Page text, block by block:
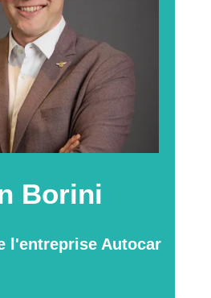
Borini
l'entreprise Autocar